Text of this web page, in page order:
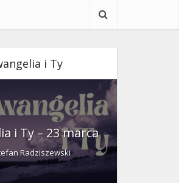
i Ty
i Ty – 23 marca
Radziszewski